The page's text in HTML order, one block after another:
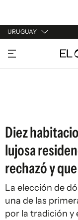
URUGUAY
URUGUAY
ARGENTINA
Diez
lujosa
rechazó y
La elección de
una de las
por la tradición y